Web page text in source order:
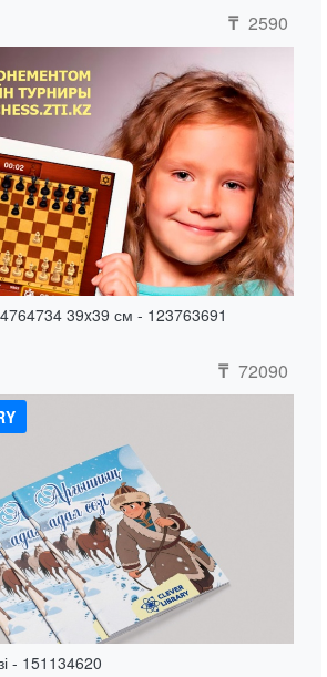
₸ 2590
39x39 см - 123763691
₸ 72090
- 151134620